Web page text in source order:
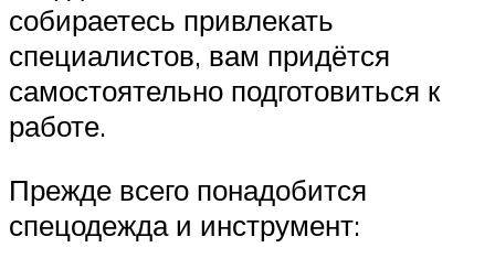
собираетесь привлекать
специалистов, вам придётся
самостоятельно подготовиться к
работе.
Прежде всего понадобится
спецодежда и инструмент: